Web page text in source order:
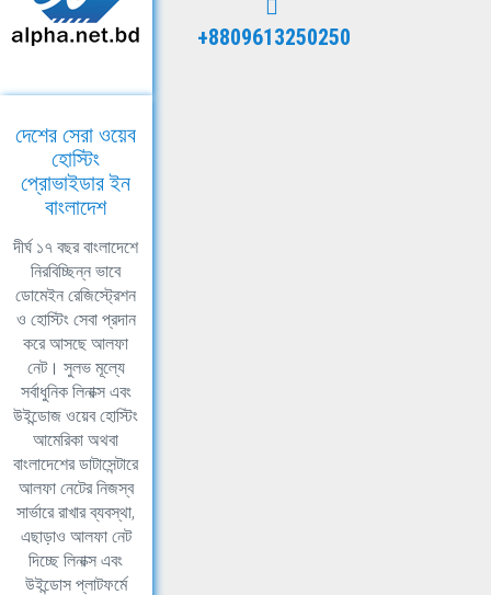
+8809613250250
দেশের সেরা ওয়েব
হোস্টিং
প্রোভাইডার ইন
বাংলাদেশ
দীর্ঘ ১৭ বছর বাংলাদেশে
নিরবিচ্ছিন্ন ভাবে
ডোমেইন রেজিস্ট্রেশন
ও হোস্টিং সেবা প্রদান
করে আসছে আলফা
নেট। সুলভ মূল্যে
সর্বাধুনিক লিনাক্স এবং
উইন্ডোজ ওয়েব হোস্টিং
আমেরিকা অথবা
বাংলাদেশের ডাটাসেন্টারে
আলফা নেটের নিজস্ব
সার্ভারে রাখার ব্যবস্থা,
এছাড়াও আলফা নেট
দিচ্ছে লিনাক্স এবং
উইন্ডোস প্লাটফর্মে